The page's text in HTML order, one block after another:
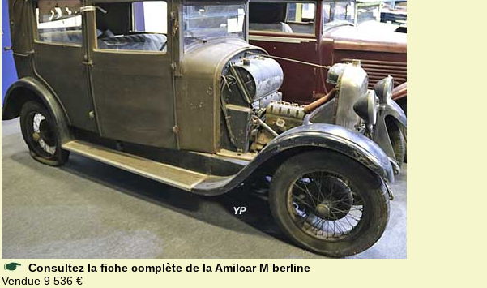
Consultez la fiche complète de la Amilcar M berline
Vendue 9 536 €